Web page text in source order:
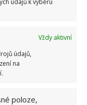
Vždy aktivní
údajů,
na
poloze,